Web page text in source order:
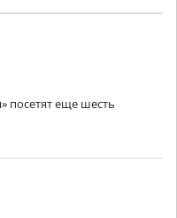
посетят еще шесть